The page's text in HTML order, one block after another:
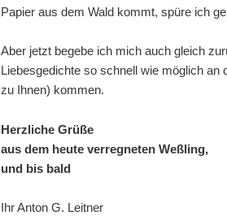
Papier aus dem Wald kommt, spüre ich
Aber jetzt begebe ich mich auch gleich
Liebesgedichte so schnell wie möglich an
zu Ihnen) kommen.
Herzliche Grüße
aus dem heute verregneten Weßling,
und bis bald
Ihr Anton G. Leitner